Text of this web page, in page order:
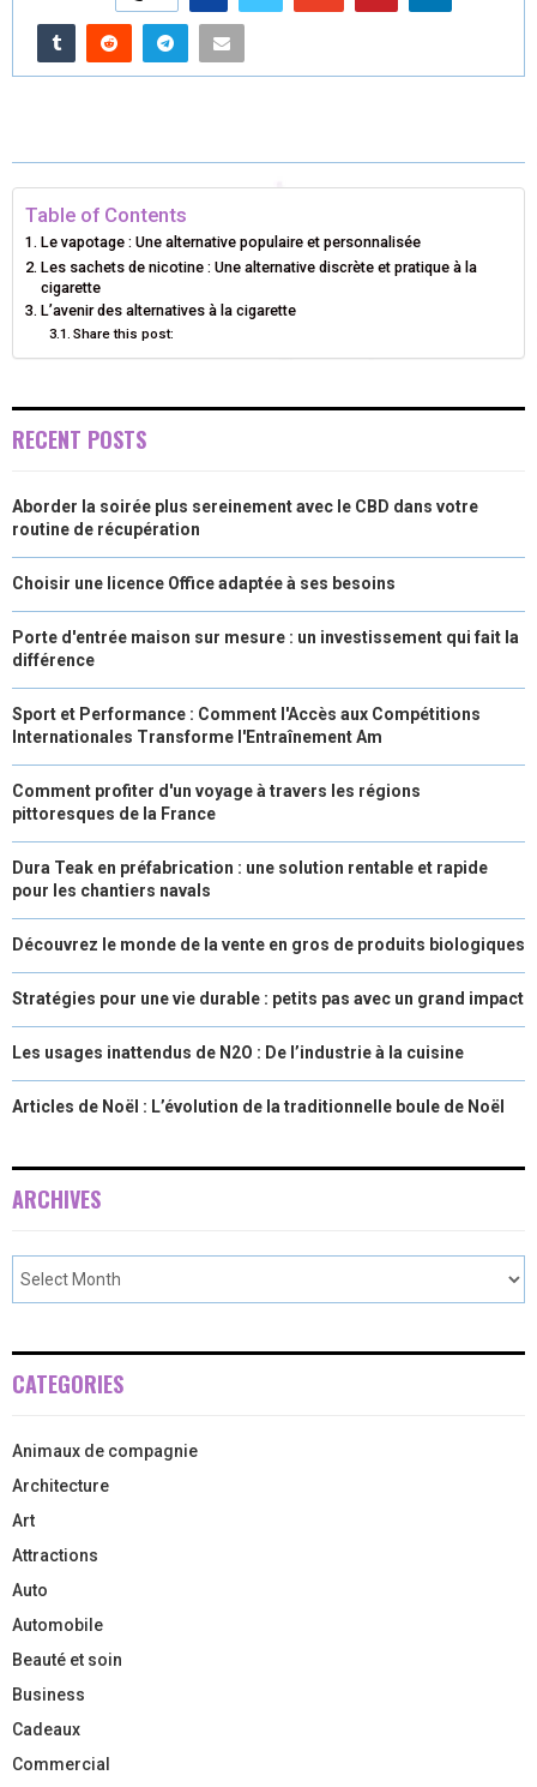
EI
E
)
R
E
E
B
K
RT
S
R
K
N
Table of Contents
Le vapotage : Une alternative populaire et personnalisée
Les sachets de nicotine : Une alternative discrète et pratique à la
cigarette
L’avenir des alternatives à la cigarette
Share this post:
RECENT POSTS
Aborder la soirée plus sereinement avec le CBD dans votre
routine de récupération
Choisir une licence Office adaptée à ses besoins
Porte d'entrée maison sur mesure : un investissement qui fait la
différence
Sport et Performance : Comment l'Accès aux Compétitions
Internationales Transforme l'Entraînement Am
Comment profiter d'un voyage à travers les régions
pittoresques de la France
Dura Teak en préfabrication : une solution rentable et rapide
pour les chantiers navals
Découvrez le monde de la vente en gros de produits biologiques
Stratégies pour une vie durable : petits pas avec un grand impact
Les usages inattendus de N2O : De l’industrie à la cuisine
Articles de Noël : L’évolution de la traditionnelle boule de Noël
ARCHIVES
CATEGORIES
Animaux de compagnie
Architecture
Art
Attractions
Auto
Automobile
Beauté et soin
Business
Cadeaux
Commercial